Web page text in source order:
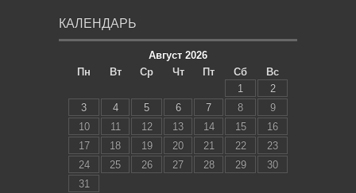
КАЛЕНДАРЬ
Август 2026
Пн
Вт Ср Чт Пт Сб
Вс
1
2
3
4 5 6 7 8
9
10
11 12 13 14 15
16
17
18 19 20 21 22
23
24
25 26 27 28 29
30
31